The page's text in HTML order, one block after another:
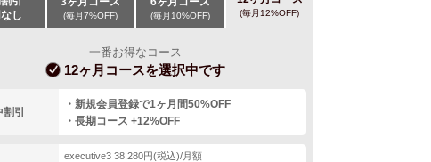
し
(毎月7%OFF) (毎月10%OFF) (毎月12%OFF)
一番お得なコース
12ヶ月コースを選択中です
引
・新規会員登録で1ヶ月間50%OFF
・長期コース +12%OFF
executive338,280円(税込)/月額